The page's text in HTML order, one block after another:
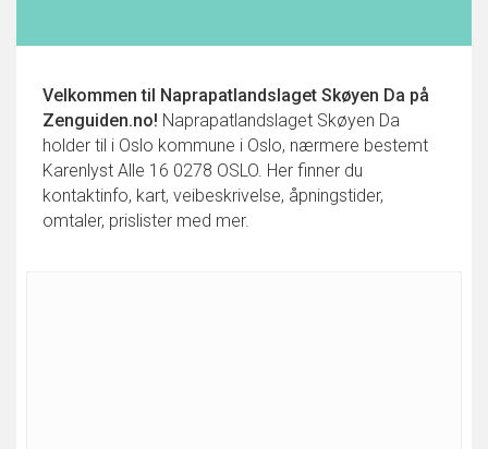
Velkommen til Naprapatlandslaget Skøyen Da på
Zenguiden.no! Naprapatlandslaget Skøyen Da
holder til i Oslo kommune i Oslo, nærmere bestemt
Karenlyst Alle 16 0278 OSLO. Her finner du
kontaktinfo, kart, veibeskrivelse, åpningstider,
omtaler, prislister med mer.